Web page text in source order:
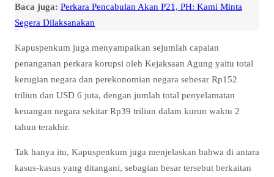
Baca juga: Perkara Pencabulan Akan P21, PH: Kami Minta
Segera Dilaksanakan
Kapuspenkum juga menyampaikan sejumlah capaian
penanganan perkara korupsi oleh Kejaksaan Agung yaitu total
kerugian negara dan perekonomian negara sebesar Rp152
triliun dan USD 6 juta, dengan jumlah total penyelamatan
keuangan negara sekitar Rp39 triliun dalam kurun waktu 2
tahun terakhir.
Tak hanya itu, Kapuspenkum juga menjelaskan bahwa di antara
kasus-kasus yang ditangani, sebagian besar tersebut berkaitan